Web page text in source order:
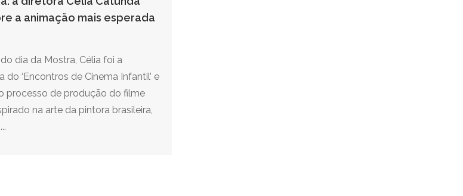
a animação mais esperada
dia da Mostra, Célia foi a
do ‘Encontros de Cinema Infantil’ e
processo de produção do filme
na arte da pintora brasileira,